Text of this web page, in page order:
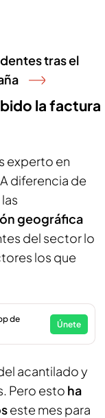
tras el
la factura
experto en
diferencia de
geográfica
del sector lo
los que
de
Únete
acantilado y
Pero esto ha
este mes para